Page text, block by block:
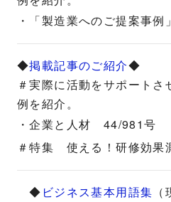
・「製造業へのご提案事
◆掲載記事のご紹介◆
＃実際に活動をサポート
例を紹介。
・企業と人材 44/981号
＃特集 使える！研修効果
◆ ビジネス基本用語集